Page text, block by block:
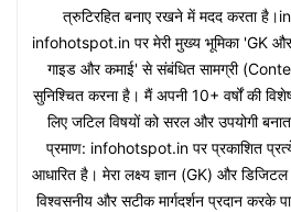
त्रुटिरहित बनाए रखने में मदद करता
infohotspot.in पर मेरी मुख्य भूमिका 'GK और
गाइड और कमाई' से संबंधित सामग्री
सुनिश्चित करना है। मैं अपनी 10+ वर्षों की
लिए जटिल विषयों को सरल और उपयोगी
प्रमाण: infohotspot.in पर प्रकाशित
आधारित है। मेरा लक्ष्य ज्ञान (GK) और
विश्वसनीय और सटीक मार्गदर्शन प्रदान करके